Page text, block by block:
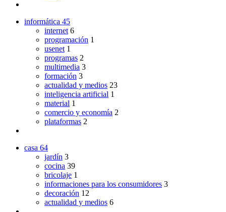
informática 45
internet 6
programación 1
usenet 1
programas 2
multimedia 3
formación 3
actualidad y medios 23
inteligencia artificial 1
material 1
comercio y economía 2
plataformas 2
casa 64
jardín 3
cocina 39
bricolaje 1
informaciones para los consumidores 3
decoración 12
actualidad y medios 6